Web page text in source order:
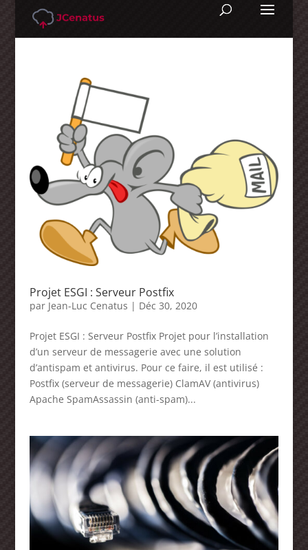
Projet ESGI : Serveur Postfix
par Jean-Luc Cenatus | Déc 30, 2020
Projet ESGI : Serveur Postfix Projet pour l’installation
d’un serveur de messagerie avec une solution
d’antispam et antivirus. Pour ce faire, il est utilisé :
Postfix (serveur de messagerie) ClamAV (antivirus)
Apache SpamAssassin (anti-spam)...